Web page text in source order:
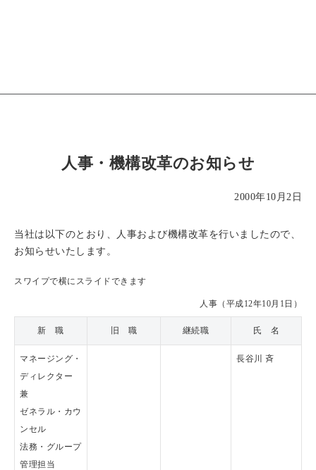
人事・機構改革のお知らせ
2000年10月2日
当社は以下のとおり、人事および機構改革を行いましたので、
お知らせいたします。
スワイプで横にスライドできます
人事（平成12年10月1日）
新 職 旧 職 継続職 氏 名
マネージング・
ディレクター
兼
ゼネラル・カウ
ンセル
法務・グループ
管理担当
長谷川 斉